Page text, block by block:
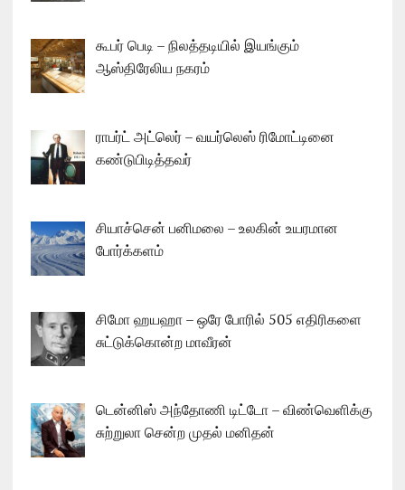
கூபர் பெடி – நிலத்தடியில் இயங்கும்
ஆஸ்திரேலிய நகரம்
ராபர்ட் அட்லெர் – வயர்லெஸ் ரிமோட்டினை
கண்டுபிடித்தவர்
சியாச்சென் பனிமலை – உலகின் உயரமான
போர்க்களம்
சிமோ ஹயஹா – ஒரே போரில் 505 எதிரிகளை
சுட்டுக்கொன்ற மாவீரன்
டென்னிஸ் அந்தோணி டிட்டோ – விண்வெளிக்கு
சுற்றுலா சென்ற முதல் மனிதன்